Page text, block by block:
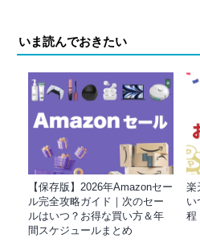
いま読んでおきたい
【保存版】2026年Amazonセー
ル完全攻略ガイド｜次のセー
ルはいつ？お得な買い方＆年
間スケジュールまとめ
楽
い
程